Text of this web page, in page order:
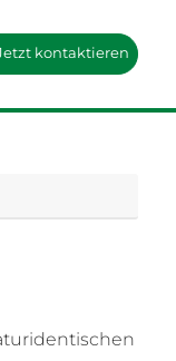
kontaktieren